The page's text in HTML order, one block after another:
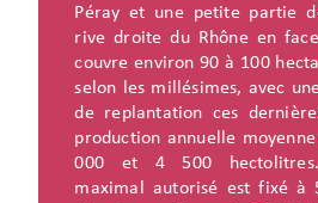
Péray et une petite partie
rive droite du Rhône en
couvre environ 90 à 100
selon les millésimes, avec
de replantation ces
production annuelle
000 et 4 500
maximal autorisé est fixé à